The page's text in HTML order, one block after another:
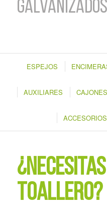
ESPEJOS
AUXILIARES CAJONES
ACCESORIOS
TOALLERO?